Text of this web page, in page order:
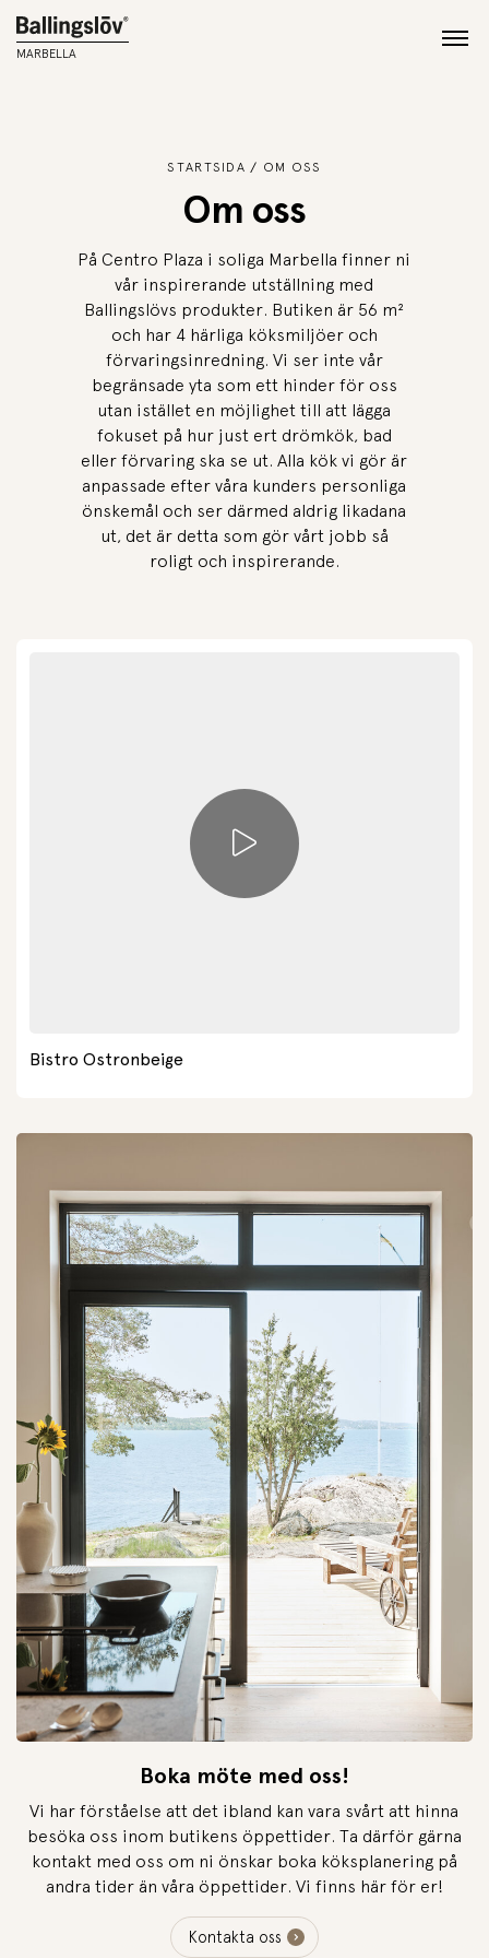
MARBELLA
STARTSIDA OM OSS
Om oss
På Centro Plaza i soliga Marbella finner ni
vår inspirerande utställning med
Ballingslövs produkter. Butiken är 56 m²
och har 4 härliga köksmiljöer och
förvaringsinredning. Vi ser inte vår
begränsade yta som ett hinder för oss
utan istället en möjlighet till att lägga
fokuset på hur just ert drömkök, bad
eller förvaring ska se ut. Alla kök vi gör är
anpassade efter våra kunders personliga
önskemål och ser därmed aldrig likadana
ut, det är detta som gör vårt jobb så
roligt och inspirerande.
Bistro Ostronbeige
Boka möte med oss!
Vi har förståelse att det ibland kan vara svårt att hinna
besöka oss inom butikens öppettider. Ta därför gärna
kontakt med oss om ni önskar boka köksplanering på
andra tider än våra öppettider. Vi finns här för er!
Kontakta oss